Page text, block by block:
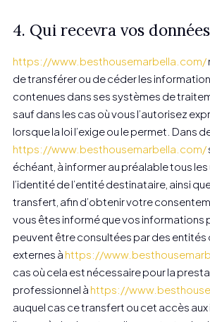
4. Qui recevra vos
https://www.besthousemarbella.com/
de transférer ou de céder les
contenues dans ses systèmes de
sauf dans les cas où vous l’autorisez
lorsque la loi l’exige ou le permet. Dans
https://www.besthousemarbella.com/
échéant, à informer au préalable tous
l’identité de l’entité destinataire, ainsi
transfert, afin d’obtenir votre
vous êtes informé que vos informations
peuvent être consultées par des entités
externes à https://
cas où cela est nécessaire pour la
professionnel à https://
auquel cas ce transfert ou cet accès aux